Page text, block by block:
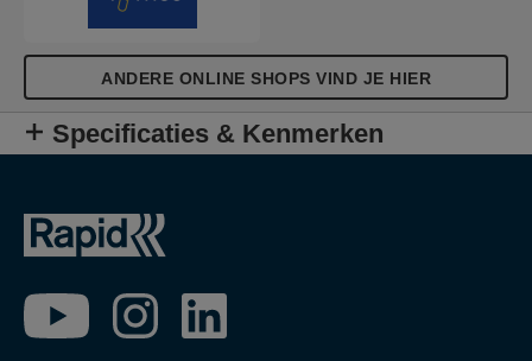
ANDERE ONLINE SHOPS VIND JE HIER
Specificaties & Kenmerken